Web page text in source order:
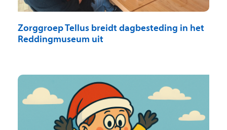
Zorggroep Tellus breidt dagbesteding in het
Reddingmuseum uit